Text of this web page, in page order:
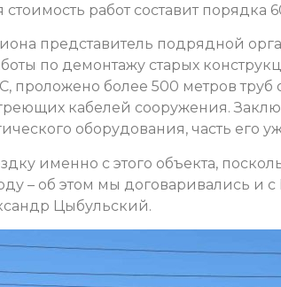
работ составит порядка
представитель подрядной
по демонтажу старых
проложено более 500 метров труб
кабелей сооружения.
оборудования, часть его
именно с этого объекта,
– об этом мы договаривались и
Цыбульский.